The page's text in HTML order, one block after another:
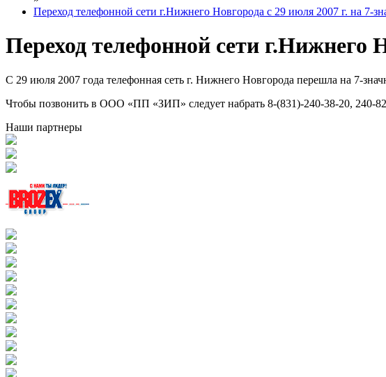
Переход телефонной сети г.Нижнего Новгорода с 29 июля 2007 г. на 7-
Переход телефонной сети г.Нижнего
С 29 июля 2007 года телефонная сеть г. Нижнего Новгорода перешла на 7-
Чтобы позвонить в ООО «ПП «ЗИП» следует набрать 8-(831)-240-38-20, 240-
Наши партнеры